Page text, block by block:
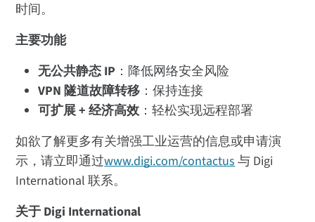
时间。
主要功能
无公共静态 IP ：降低网络安全风险
VPN 隧道故障转移 ：保持连接
可扩展 + 经济高效：轻松实现远程部署
如欲了解更多有关增强工业运营的信息或申请演
示，请立即通过www.digi.com/contactus与 Digi
International 联系。
关于 Digi International